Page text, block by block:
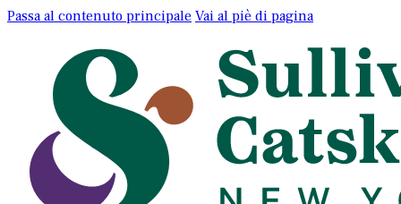
Passa al contenuto principale Vai al piè di pagina